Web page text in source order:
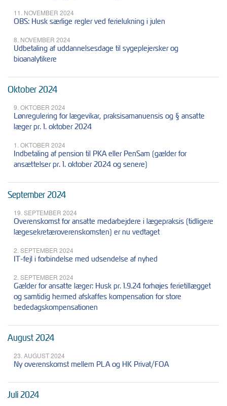
11. NOVEMBER 2024
OBS: Husk særlige regler ved ferielukning i julen
8. NOVEMBER 2024
Udbetaling af uddannelsesdage til sygeplejersker og
bioanalytikere
Oktober 2024
9. OKTOBER 2024
Lønregulering for lægevikar, praksisamanuensis og § ansatte
læger pr. 1. oktober 2024
1. OKTOBER 2024
Indbetaling af pension til PKA eller PenSam (gælder for
ansættelser pr. 1. oktober 2024 og senere)
September 2024
19. SEPTEMBER 2024
Overenskomst for ansatte medarbejdere i lægepraksis (tidligere
lægesekretæroverenskomsten) er nu vedtaget
2. SEPTEMBER 2024
IT-fejl i forbindelse med udsendelse af nyhed
2. SEPTEMBER 2024
Gælder for ansatte læger: Husk pr. 1.9.24 forhøjes ferietillægget
og samtidig hermed afskaffes kompensation for store
bededagskompensationen
August 2024
23. AUGUST 2024
Ny overenskomst mellem PLA og HK Privat/FOA
Juli 2024